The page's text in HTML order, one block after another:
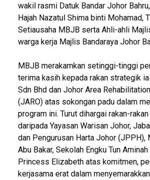
wakil rasmi Datuk Bandar Johor
Hajah Nazatul Shima binti Mohamad,
Setiausaha MBJB serta Ahli-ahli
warga kerja Majlis Bandaraya Johor
MBJB merakamkan setinggi-tinggi
terima kasih kepada rakan strategik
Sdn Bhd dan Johor Area
(JARO) atas sokongan padu dalam
program ini. Turut dihargai rakan-
daripada Yayasan Warisan Johor,
dan Pengurusan Harta Johor (JPPH),
Abu Bakar, Sekolah Engku Tun
Princess Elizabeth atas komitmen,
kerjasama erat dalam